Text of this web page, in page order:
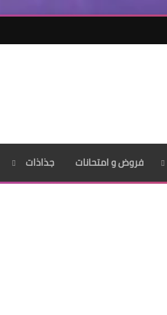
فروض و امتحانات جذاذات